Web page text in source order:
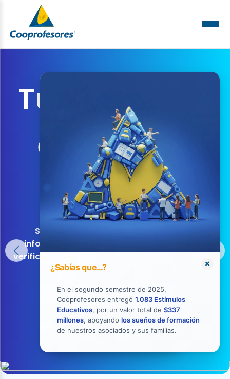
Tu seguridad
es nuestra
prioridad
Si recibes una visita o una solicitud de
información en nombre de Cooprofesores,
verifica primero la identidad del funcionario por
nuestros canales oficiales.
Conoce cómo validar
¿Sabías que…?
En el segundo semestre de 2025,
Cooprofesores entregó 1.083 Estímulos
Educativos, por un valor total de $337
millones, apoyando los sueños de formación
de nuestros asociados y sus familias.
×